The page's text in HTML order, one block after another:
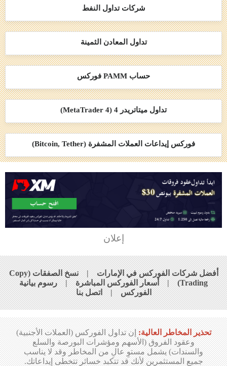
شركات تداول النفط
تداول المعادن الثمينة
حساب PAMM فوركس
تداول ميتاتريدر 4 (MetaTrader 4)
فوركس إيداعات العملات المشفرة (Bitcoin, Tether)
إعلان
أفضل شركات الفوركس في الإمارات|
نسخ الصفقات (Copy
Trading)
|أسعار الفوركس المباشرة|رسوم بيانية
الفوركس|اتصل بنا
تحذير المخاطر العالية:إن تداول الفوركس (العملات الأجنبية)
وعقود الفروق (الأسهم ومؤشرات البورصة والسلع
والسندات) يشمل مستوِ عالِ من المخاطر وقد لا يناسب
جميع المستثمرين لأنك قد تتكبد خسائر تتخطى إيداعاتك.